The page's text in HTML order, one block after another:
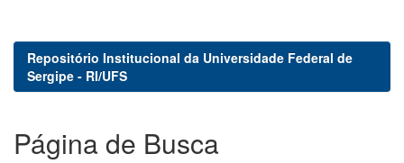
Repositório Institucional da Universidade Federal de
Sergipe - RI/UFS
Página de Busca